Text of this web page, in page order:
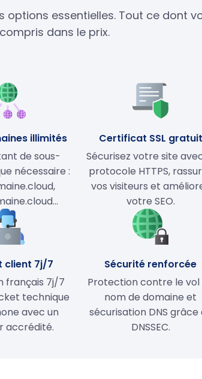
essentielles. Tout ce dont
dans le prix.
illimités
de sous-
nécessaire :
Certificat SSL gratuit
Sécurisez votre site
protocole HTTPS,
vos visiteurs et
votre SEO.
client 7j/7
français 7j/7
technique
avec un
accrédité.
Sécurité renforcée
Protection contre le vol
nom de domaine et
sécurisation DNS grâce
DNSSEC.